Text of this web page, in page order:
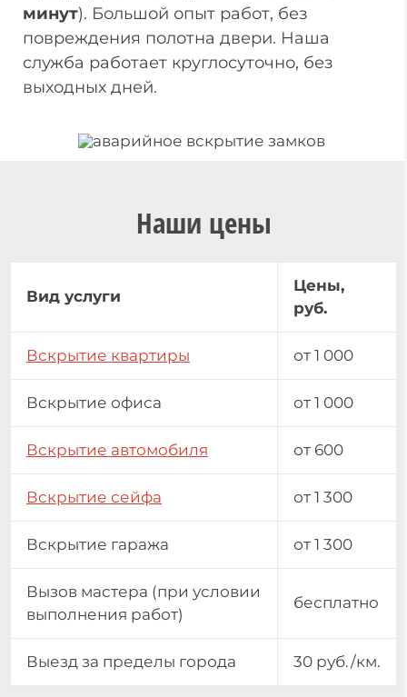
минут). Большой опыт работ, без
повреждения полотна двери. Наша
служба работает круглосуточно, без
выходных дней.
Наши цены
Вид услуги
Цены,
руб.
Вскрытие квартиры от 1 000
Вскрытие офиса от 1 000
Вскрытие автомобиля от 600
Вскрытие сейфа от 1 300
Вскрытие гаража от 1 300
Вызов мастера (при условии
выполнения работ)
бесплатно
Выезд за пределы города 30 руб./км.